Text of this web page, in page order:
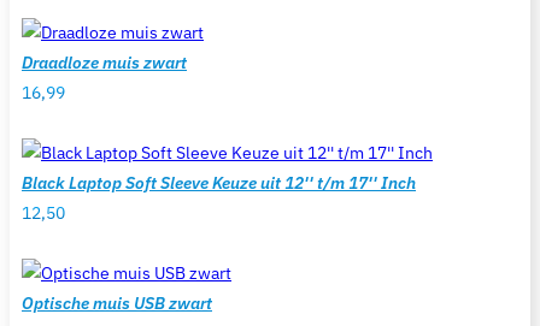
Draadloze muis zwart
16,99
Black Laptop Soft Sleeve Keuze uit 12'' t/m 17'' Inch
12,50
Optische muis USB zwart